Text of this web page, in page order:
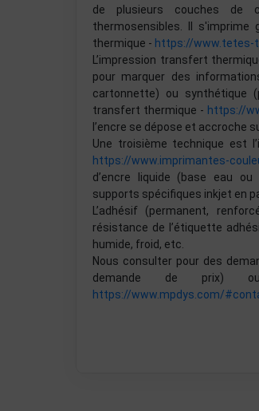
de plusieurs couches de
thermosensibles. Il
thermique - https://www.tetes-
L’impression transfert
pour marquer des
cartonnette) ou synthétique
transfert thermique - https://
l’encre se dépose et accroche
Une troisième technique est
https://www.imprimantes-
d’encre liquide (base eau
supports spécifiques inkjet en
L’adhésif (permanent,
résistance de l’étiquette
humide, froid, etc.
Nous consulter pour des
demande de prix)
https://www.mpdys.com/